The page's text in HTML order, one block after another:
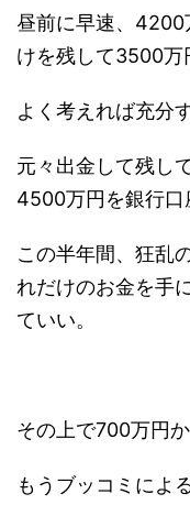
昼前に早速、4200
けを残して3500万
よく考えれば充分
元々出金して残し
4500万円を銀行口
この半年間、狂乱
れだけのお金を手
ていい。
その上で700万円
もうブッコミによ